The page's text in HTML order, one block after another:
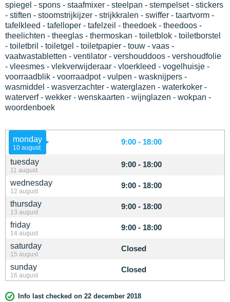
monday
10 august
9:00 - 18:00
tuesday
11 august
9:00 - 18:00
wednesday
12 august
9:00 - 18:00
thursday
13 august
9:00 - 18:00
friday
14 august
9:00 - 18:00
saturday
15 august
Closed
sunday
16 august
Closed
Info last checked on 22 december 2018
spiegel - spons - staafmixer - steelpan - stempelset - stickers
- stiften - stoomstrijkijzer - strijkkralen - swiffer - taartvorm -
tafelkleed - tafelloper - tafelzeil - theedoek - theedoos -
theelichten - theeglas - thermoskan - toiletblok - toiletborstel
- toiletbril - toiletgel - toiletpapier - touw - vaas -
vaatwastabletten - ventilator - vershouddoos - vershoudfolie
- vleesmes - vlekverwijderaar - vloerkleed - vogelhuisje -
voorraadblik - voorraadpot - vulpen - wasknijpers -
wasmiddel - wasverzachter - waterglazen - waterkoker -
waterverf - wekker - wenskaarten - wijnglazen - wokpan -
woordenboek